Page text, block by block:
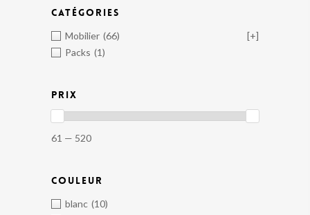
CATÉGORIES
Mobilier (66)
[+]
Packs (1)
PRIX
61 — 520
COULEUR
blanc (10)